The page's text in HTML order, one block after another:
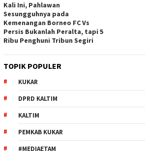
Kali Ini, Pahlawan
Sesungguhnya pada
Kemenangan Borneo FC Vs
Persis Bukanlah Peralta, tapi 5
Ribu Penghuni Tribun Segiri
TOPIK POPULER
KUKAR
DPRD KALTIM
KALTIM
PEMKAB KUKAR
#MEDIAETAM